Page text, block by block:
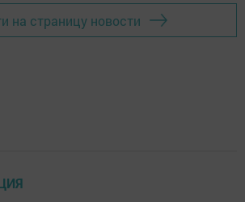
на страницу новости